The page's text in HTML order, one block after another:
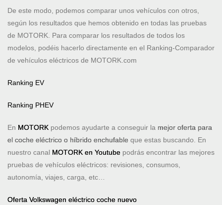
De este modo, podemos comparar unos vehículos con otros,
según los resultados que hemos obtenido en todas las pruebas
de MOTORK. Para comparar los resultados de todos los
modelos, podéis hacerlo directamente en el Ranking-Comparador
de vehículos eléctricos de MOTORK.com
Ranking EV
Ranking PHEV
En MOTORK podemos ayudarte a conseguir la mejor oferta para
el coche eléctrico o híbrido enchufable que estas buscando. En
nuestro canal MOTORK en Youtube podrás encontrar las mejores
pruebas de vehículos eléctricos: revisiones, consumos,
autonomía, viajes, carga, etc…
Oferta Volkswagen eléctrico coche nuevo